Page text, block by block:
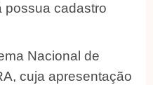
possua cadastro
Nacional de
cuja apresentação